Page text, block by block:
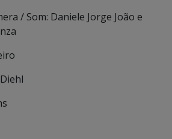
/ Som: Daniele Jorge João e